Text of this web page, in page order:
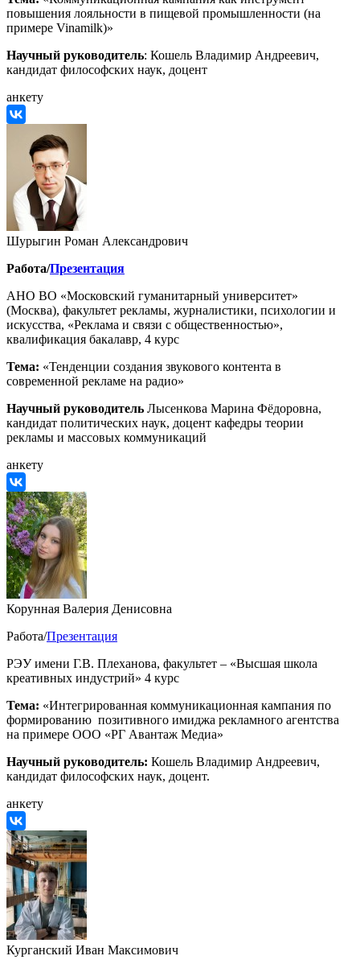
повышения лояльности в пищевой промышленности (на
примере Vinamilk)»
Научный руководитель: Кошель Владимир Андреевич,
кандидат философских наук, доцент
анкету
Шурыгин Роман Александрович
Работа/Презентация
АНО ВО «Московский гуманитарный университет»
(Москва), факультет рекламы, журналистики, психологии и
искусства, «Реклама и связи с общественностью»,
квалификация бакалавр, 4 курс
Тема: «Тенденции создания звукового контента в
современной рекламе на радио»
Научный руководитель Лысенкова Марина Фёдоровна,
кандидат политических наук, доцент кафедры теории
рекламы и массовых коммуникаций
анкету
Корунная Валерия Денисовна
Работа/Презентация
РЭУ имени Г.В. Плеханова, факультет – «Высшая школа
креативных индустрий» 4 курс
Тема: «Интегрированная коммуникационная кампания по
формированию позитивного имиджа рекламного агентства
на примере ООО «РГ Авантаж Медиа»
Научный руководитель: Кошель Владимир Андреевич,
кандидат философских наук, доцент.
анкету
Курганский Иван Максимович